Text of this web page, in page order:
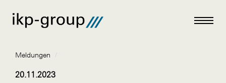
Meldungen /
20.11.2023